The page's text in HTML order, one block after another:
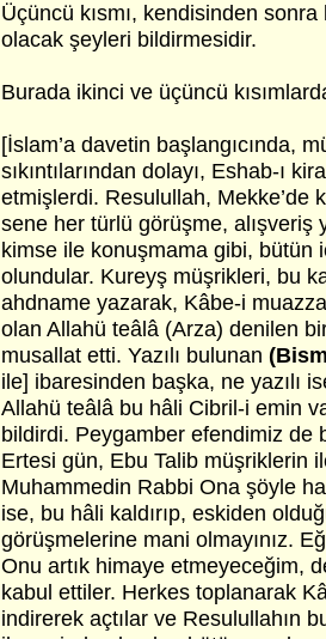
Üçüncü kısmı, kendisinden
olacak şeyleri bildirmesidir.
Burada ikinci ve üçüncü
[İslam’a davetin başlangıcında,
sıkıntılarından dolayı, Eshab-ı
etmişlerdi. Resulullah, Mekke’de
sene her türlü görüşme,
kimse ile konuşmama gibi, bütün
olundular. Kureyş müşrikleri, bu
ahdname yazarak, Kâbe-i
olan Allahü teâlâ (Arza) denilen
musallat etti. Yazılı bulunan
ile] ibaresinden başka, ne yazılı
Allahü teâlâ bu hâli Cibril-i emin
bildirdi. Peygamber efendimiz de
Ertesi gün, Ebu Talib müşriklerin
Muhammedin Rabbi Ona şöyle
ise, bu hâli kaldırıp, eskiden
görüşmelerine mani olmayınız.
Onu artık himaye etmeyeceğim,
kabul ettiler. Herkes toplanarak
indirerek açtılar ve Resulullahın